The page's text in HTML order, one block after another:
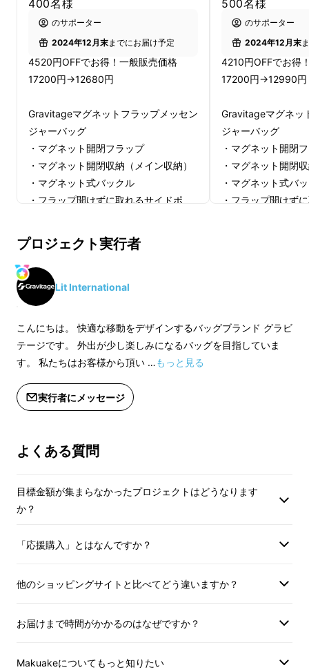
400名様
のサポーター
2024年12月末までにお届け予定
4520円OFFでお得！一般販売価格
17200円→12680円
Gravitageマグネットフラップメッセン
ジャーバッグ
・マグネット開閉フラップ
・マグネット開閉収納（メイン収納）
・マグネット式バックル
・フラップ開けずに取れるサイドポ
・iPad収納＋アクセサリポケット
・セキュリティポケット
・クロスストラップ
・防水素材 ・RFIDブロック
※皆様の応援購入により量産効率が向
上した場合、正規販売価格が販売予定
価格より下がる可能性もございます。
もございます。ご了承ください。
※ご注文状況、使用部材の供給状況、
遅れる場合があります。
500名様
のサポーター
2024年12月末
4210円OFFでお得
17200円→12990円
Gravitageマグネッ
ジャーバッグ
・マグネット開閉
・マグネット開閉
・マグネット式バ
・フラップ開けず
※皆様の応援購入
上した場合、正規
プロジェクト実行者
Lit International
こんにちは。 快適な移動をデザインするバッグブランド グラビ
テージです。 外出が少し楽しみになるバッグを目指していま
す。 私たちはお客様から頂い …もっと見る
実行者にメッセージ
よくある質問
目標金額が集まらなかったプロジェクトはどうなります
か？
「応援購入」とはなんですか？
他のショッピングサイトと比べてどう違いますか？
お届けまで時間がかかるのはなぜですか？
Makuakeについてもっと知りたい